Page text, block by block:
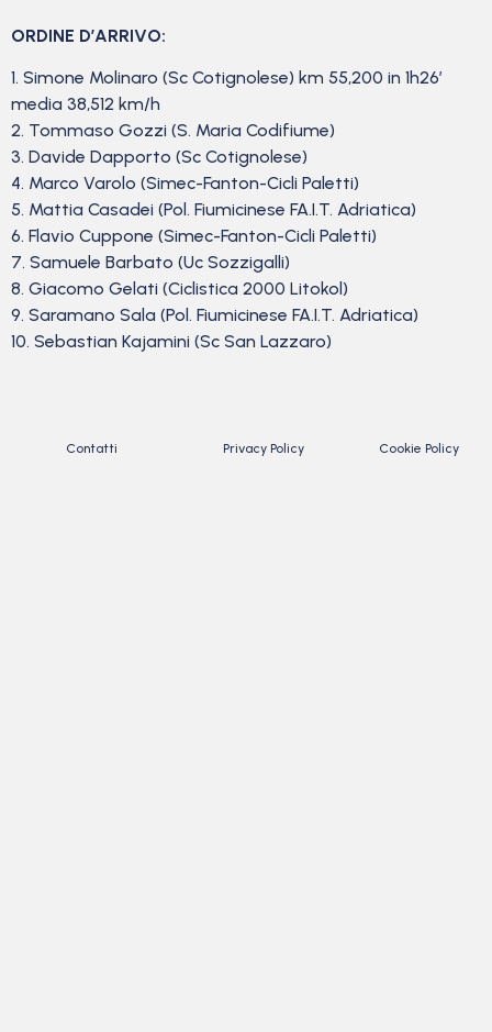
ORDINE D’ARRIVO:
1. Simone Molinaro (Sc Cotignolese) km 55,200 in 1h26’
media 38,512 km/h
2. Tommaso Gozzi (S. Maria Codifiume)
3. Davide Dapporto (Sc Cotignolese)
4. Marco Varolo (Simec-Fanton-Cicli Paletti)
5. Mattia Casadei (Pol. Fiumicinese FA.I.T. Adriatica)
6. Flavio Cuppone (Simec-Fanton-Cicli Paletti)
7. Samuele Barbato (Uc Sozzigalli)
8. Giacomo Gelati (Ciclistica 2000 Litokol)
9. Saramano Sala (Pol. Fiumicinese FA.I.T. Adriatica)
10. Sebastian Kajamini (Sc San Lazzaro)
Contatti Privacy Policy Cookie Policy